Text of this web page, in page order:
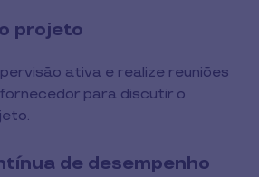
projeto
ativa e realize reuniões
para discutir o
de desempenho